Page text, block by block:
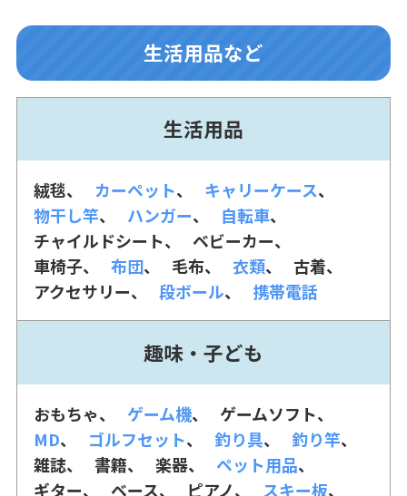
生活用品など
生活用品
絨毯 カーペット
キャリーケース
物干し竿
ハンガー
自転車
チャイルドシート
ベビーカー
車椅子
布団 毛布 衣類
古着
アクセサリー
段ボール 携帯電話
趣味・子ども
おもちゃ ゲーム機
ゲームソフト
MD
ゴルフセット 釣り具
釣り竿
雑誌
書籍 楽器
ペット用品
ギター
ベース ピアノ スキー板